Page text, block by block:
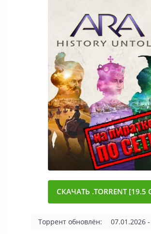
СКАЧАТЬ .TORRENT [19.5
Торрент обновлён:
07.01.2026